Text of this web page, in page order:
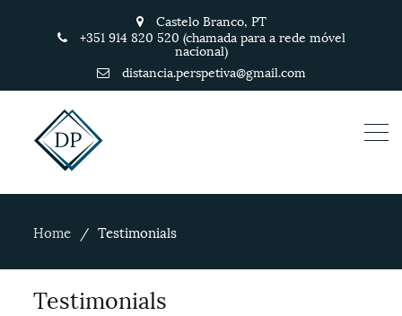
Castelo Branco, PT
+351 914 820 520 (chamada para a rede móvel
nacional)
distancia.perspetiva@gmail.com
Home Testimonials
Testimonials